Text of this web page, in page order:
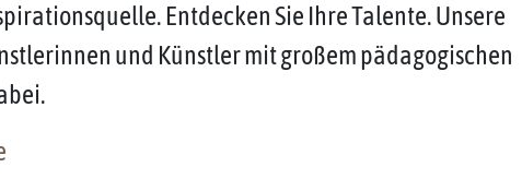
Entdecken Sie Ihre Talente. Unsere
und Künstler mit großem pädagogischen